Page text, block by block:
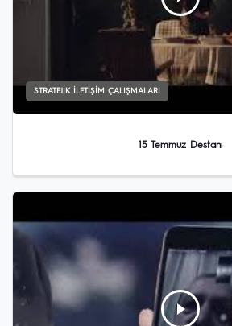
STRATEJIK İLETIŞIM ÇALIŞMALARI
15 Temmuz Destanı